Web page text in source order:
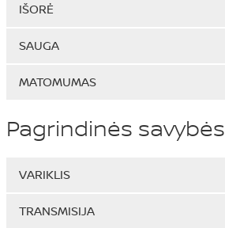
IŠORĖ
SAUGA
MATOMUMAS
Pagrindinės savybės
VARIKLIS
TRANSMISIJA